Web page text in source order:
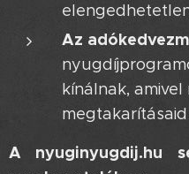
Az
kínálnak,
A nyuginyugdij.hu